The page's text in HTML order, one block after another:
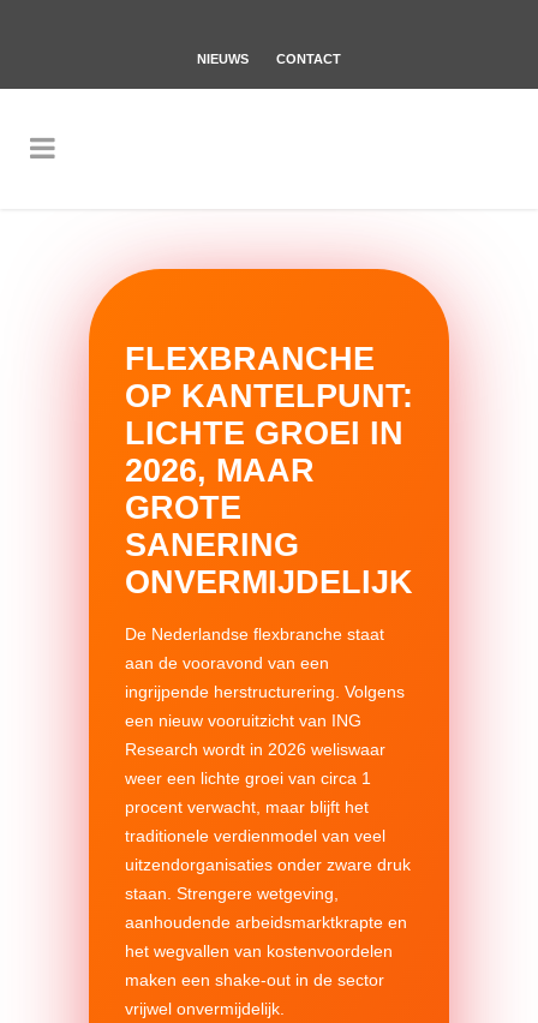
NIEUWS CONTACT
FLEXBRANCHE
OP KANTELPUNT:
LICHTE GROEI IN
2026, MAAR
GROTE
SANERING
ONVERMIJDELIJK
De Nederlandse flexbranche staat
aan de vooravond van een
ingrijpende herstructurering. Volgens
een nieuw vooruitzicht van ING
Research wordt in 2026 weliswaar
weer een lichte groei van circa 1
procent verwacht, maar blijft het
traditionele verdienmodel van veel
uitzendorganisaties onder zware druk
staan. Strengere wetgeving,
aanhoudende arbeidsmarktkrapte en
het wegvallen van kostenvoordelen
maken een shake-out in de sector
vrijwel onvermijdelijk.